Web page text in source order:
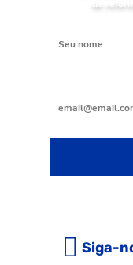
de
Siga-